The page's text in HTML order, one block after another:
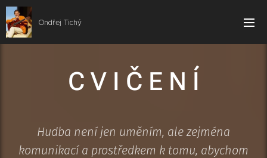
Ondřej Tichý
C V I Č E N Í
Hudba není jen uměním, ale zejména
komunikací a prostředkem k tomu, abychom